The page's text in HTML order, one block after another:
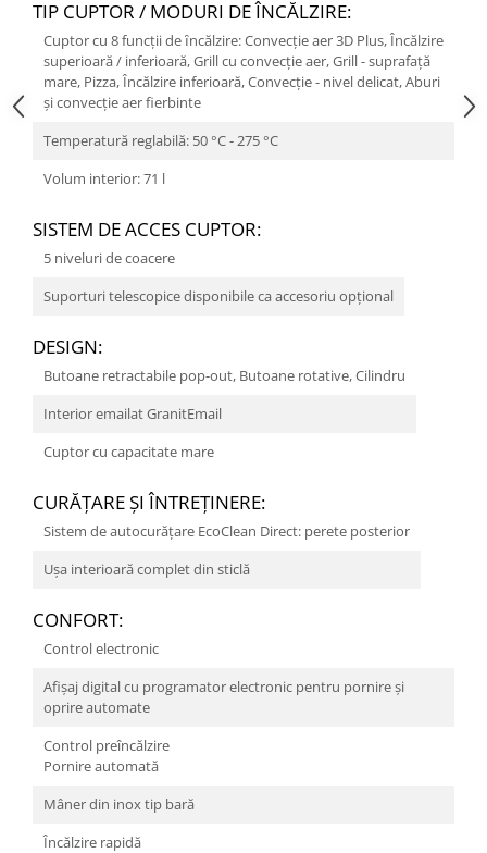
TIP CUPTOR / MODURI DE ÎNCĂLZIRE:
Cuptor cu 8 funcții de ȋncălzire: Convecţie aer 3D Plus, Încălzire
superioară / inferioară, Grill cu convecţie aer, Grill - suprafaţă
mare, Pizza, Încălzire inferioară, Convecție - nivel delicat, Aburi
şi convecţie aer fierbinte
Temperatură reglabilă: 50 °C - 275 °C
Volum interior: 71 l
SISTEM DE ACCES CUPTOR:
5 niveluri de coacere
Suporturi telescopice disponibile ca accesoriu opțional
DESIGN:
Butoane retractabile pop-out, Butoane rotative, Cilindru
Interior emailat GranitEmail
Cuptor cu capacitate mare
CURĂŢARE ŞI ÎNTREŢINERE:
Sistem de autocurățare EcoClean Direct: perete posterior
Uşa interioară complet din sticlă
CONFORT:
Control electronic
Afişaj digital cu programator electronic pentru pornire şi
oprire automate
Control preîncălzire
Pornire automată
Mâner din inox tip bară
Încălzire rapidă